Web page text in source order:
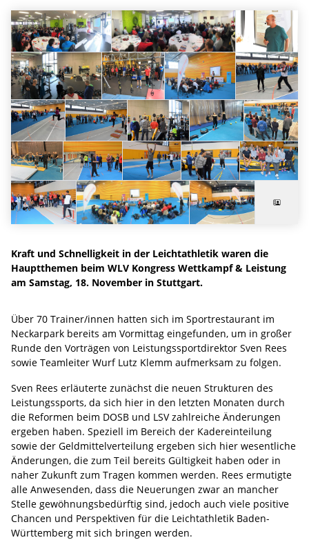
Kraft und Schnelligkeit in der Leichtathletik waren die
Hauptthemen beim WLV Kongress Wettkampf & Leistung
am Samstag, 18. November in Stuttgart.
Über 70 Trainer/innen hatten sich im Sportrestaurant im
Neckarpark bereits am Vormittag eingefunden, um in großer
Runde den Vorträgen von Leistungssportdirektor Sven Rees
sowie Teamleiter Wurf Lutz Klemm aufmerksam zu folgen.
Sven Rees erläuterte zunächst die neuen Strukturen des
Leistungssports, da sich hier in den letzten Monaten durch
die Reformen beim DOSB und LSV zahlreiche Änderungen
ergeben haben. Speziell im Bereich der Kadereinteilung
sowie der Geldmittelverteilung ergeben sich hier wesentliche
Änderungen, die zum Teil bereits Gültigkeit haben oder in
naher Zukunft zum Tragen kommen werden. Rees ermutigte
alle Anwesenden, dass die Neuerungen zwar an mancher
Stelle gewöhnungsbedürftig sind, jedoch auch viele positive
Chancen und Perspektiven für die Leichtathletik Baden-
Württemberg mit sich bringen werden.